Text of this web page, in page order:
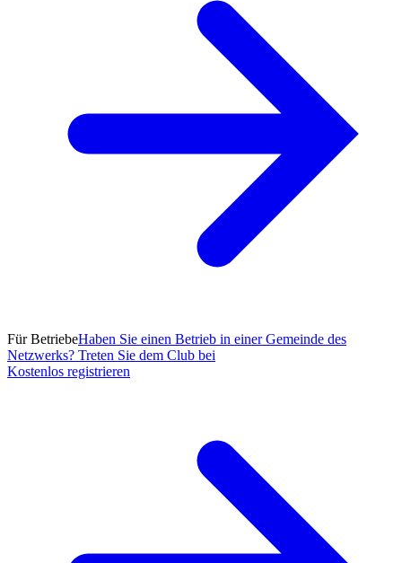
Für BetriebeHaben Sie einen Betrieb in einer Gemeinde des
Netzwerks? Treten Sie dem Club bei
Kostenlos registrieren